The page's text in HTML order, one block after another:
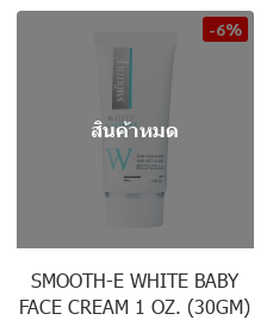
-6%
สินค้าหมด
SMOOTH-E WHITE BABY
FACE CREAM 1 OZ. (30GM)